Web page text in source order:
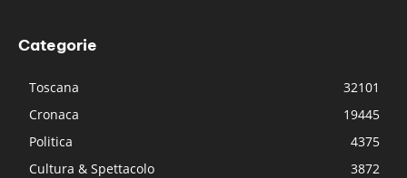
Categorie
Toscana
32101
Cronaca
19445
Politica
4375
Cultura & Spettacolo
3872